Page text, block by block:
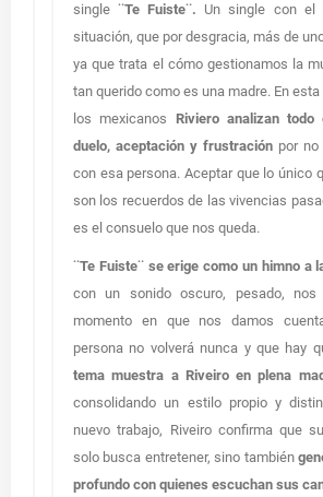
single¨Te Fuiste¨. Un single con el
situación, que por desgracia, más de
ya que trata el cómo gestionamos la
tan querido como es una madre. En
los mexicanos Riviero analizan
duelo, aceptación y frustración por
con esa persona. Aceptar que lo único
son los recuerdos de las vivencias
es el consuelo que nos queda.
¨Te Fuiste¨ se erige como un himno a
con un sonido oscuro, pesado,
momento en que nos damos
persona no volverá nunca y que hay
tema muestra a Riveiro en plena
consolidando un estilo propio y
nuevo trabajo, Riveiro confirma que
solo busca entretener, sino también
profundo con quienes escuchan sus